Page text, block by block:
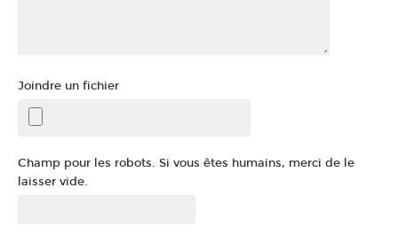
Joindre un fichier
Champ pour les robots. Si vous êtes humains, merci de le
laisser vide.